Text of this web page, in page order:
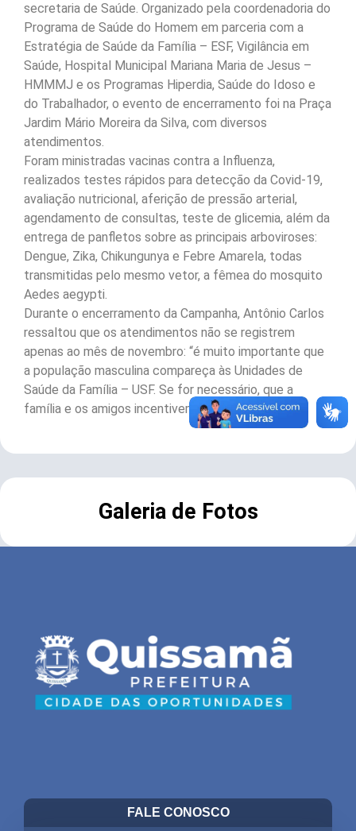
secretaria de Saúde. Organizado pela coordenadoria do
Programa de Saúde do Homem em parceria com a
Estratégia de Saúde da Família – ESF, Vigilância em
Saúde, Hospital Municipal Mariana Maria de Jesus –
HMMMJ e os Programas Hiperdia, Saúde do Idoso e
do Trabalhador, o evento de encerramento foi na Praça
Jardim Mário Moreira da Silva, com diversos
atendimentos.
Foram ministradas vacinas contra a Influenza,
realizados testes rápidos para detecção da Covid-19,
avaliação nutricional, aferição de pressão arterial,
agendamento de consultas, teste de glicemia, além da
entrega de panfletos sobre as principais arboviroses:
Dengue, Zika, Chikungunya e Febre Amarela, todas
transmitidas pelo mesmo vetor, a fêmea do mosquito
Aedes aegypti.
Durante o encerramento da Campanha, Antônio Carlos
ressaltou que os atendimentos não se registrem
apenas ao mês de novembro: “é muito importante que
a população masculina compareça às Unidades de
Saúde da Família – USF. Se for necessário, que a
família e os amigos incentivem a ida ao médico”.
Galeria de Fotos
FALE CONOSCO